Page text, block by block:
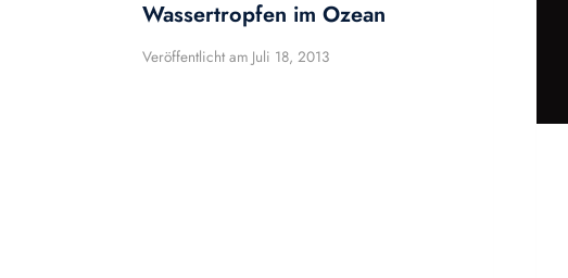
Wassertropfen im Ozean
Veröffentlicht am Juli 18, 2013